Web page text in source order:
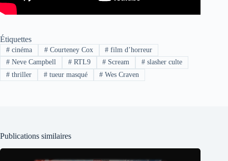
Étiquettes
#cinéma #Courteney Cox # film d’horreur
#Neve Campbell #RTL9 # Scream # slasher culte
#thriller #tueur masqué # Wes Craven
Publications similaires